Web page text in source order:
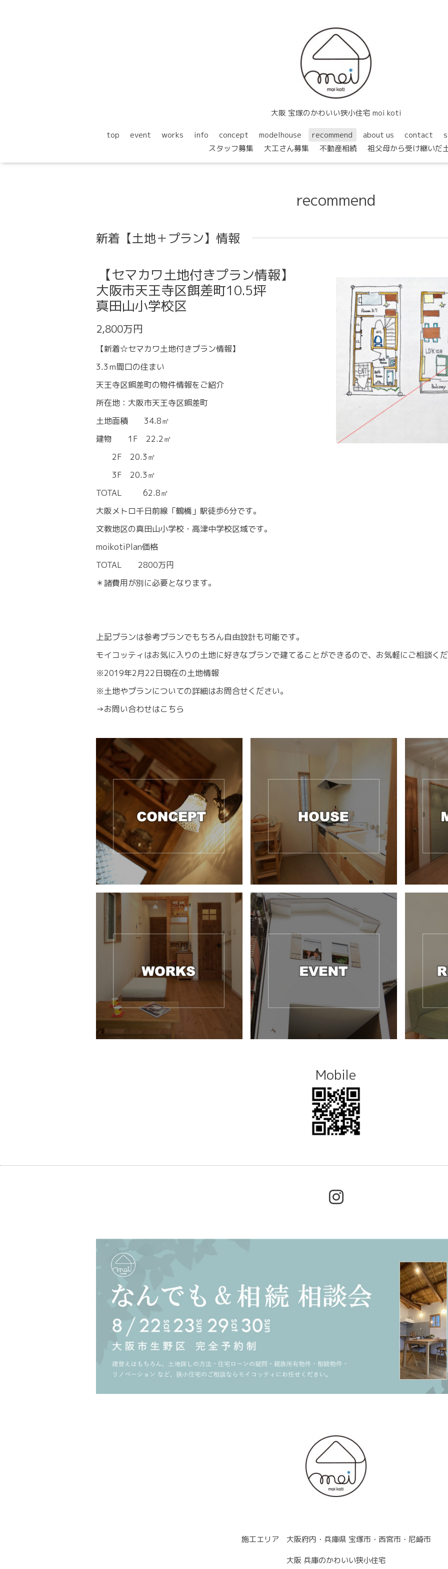
大阪 宝塚のかわいい狭小住宅 moi koti
top event works info concept modelhouse recommend about us contact
スタッフ募集
大工さん募集 不動産相続 祖父母から受け継いだ
recommend
新着【土地＋プラン】情報
【セマカワ土地付きプラン情報】
大阪市天王寺区餌差町10.5坪
真田山小学校区
2,800万円
【新着☆セマカワ土地付きプラン情報】
3.3ｍ間口の住まい
天王寺区餌差町の物件情報をご紹介
所在地：大阪市天王寺区餌差町
土地面積 34.8㎡
建物 1F 22.2㎡
2F 20.3㎡
3F 20.3㎡
TOTAL 62.8㎡
大阪メトロ千日前線「鶴橋」駅徒歩6分です。
文教地区の真田山小学校・高津中学校区域です。
moikotiPlan価格
TOTAL 2800万円
＊諸費用が別に必要となります。
上記プランは参考プランでもちろん自由設計も可能です。
モイコッティはお気に入りの土地に好きなプランで建てることができるので、お気軽にご相談く
※2019年2月22日現在の土地情報
※土地やプランについての詳細はお問合せください。
→お問い合わせはこちら
Mobile
施工エリア 大阪府内・兵庫県 宝塚市・西宮市・尼崎市
大阪 兵庫のかわいい狭小住宅